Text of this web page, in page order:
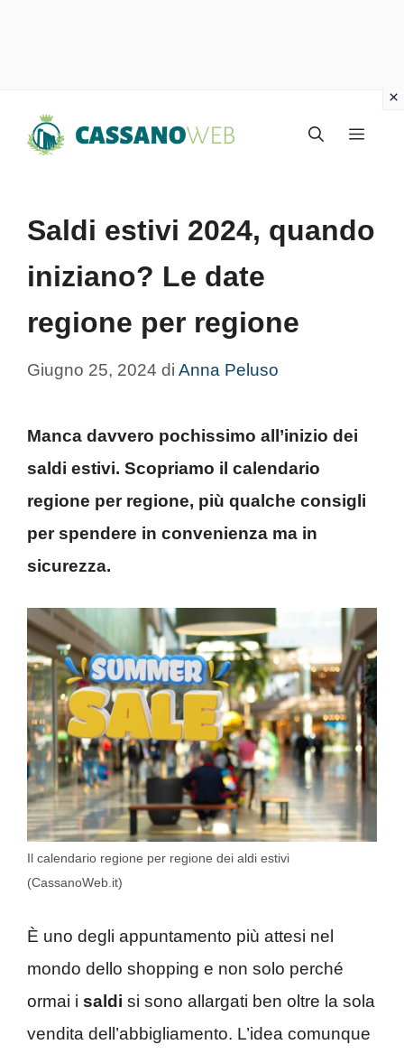
Menu
Saldi estivi 2024, quando
iniziano? Le date
regione per regione
Giugno 25, 2024 di Anna Peluso
Manca davvero pochissimo all’inizio dei
saldi estivi. Scopriamo il calendario
regione per regione, più qualche consigli
per spendere in convenienza ma in
sicurezza.
Il calendario regione per regione dei aldi estivi
(CassanoWeb.it)
È uno degli appuntamento più attesi nel
mondo dello shopping e non solo perché
ormai i saldi si sono allargati ben oltre la sola
vendita dell’abbigliamento. L’idea comunque